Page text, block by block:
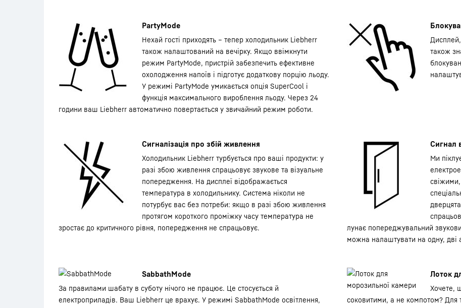
PartyMode
Нехай гості приходять – тепер холодильник Liebherr
також налаштований на вечірку. Якщо ввімкнути
режим PartyMode, пристрій забезпечить ефективне
охолодження напоїв і підготує додаткову порцію льоду.
У режимі PartyMode умикається опція SuperCool і
функція максимального вироблення льоду. Через 24
години ваш Liebherr автоматично повертається у звичайний режим роботи.
також
Сигналізація про збій живлення
Холодильник Liebherr турбується про ваші продукти: у
разі збою живлення спрацьовує звукове та візуальне
попередження. На дисплеї відображається
температура в холодильнику. Система ніколи не
потурбує вас без потреби: якщо в разі збою живлення
протягом короткого проміжку часу температура не
зростає до критичного рівня, попередження не спрацьовує.
Сигнал
Ми
лунає попереджувальний
можна налаштувати на одну, дві
SabbathMode
За правилами шабату в суботу нічого не працює. Це стосується й
електроприладів. Ваш Liebherr це врахує. У режимі SabbathMode освітлення,
Лоток
Хочете,
соковитими, а не компотом? Для